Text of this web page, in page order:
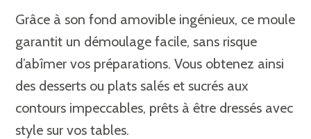
Grâce à son fond amovible ingénieux, ce moule
garantit un démoulage facile, sans risque
d’abîmer vos préparations. Vous obtenez ainsi
des desserts ou plats salés et sucrés aux
contours impeccables, prêts à être dressés avec
style sur vos tables.